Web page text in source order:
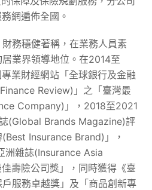
網遍佈全國。
務穩健著稱，在業務人員素
業界領導地位。在2014至
業財經網站「全球銀行及金融
Review)」之「臺灣最
Company)」，2018至2021
(Global Brands Magazine)評
Insurance Brand)」，
洲雜誌(Insurance Asia
壽險公司獎」，同時獲得《臺
服務卓越獎」及「商品創新專